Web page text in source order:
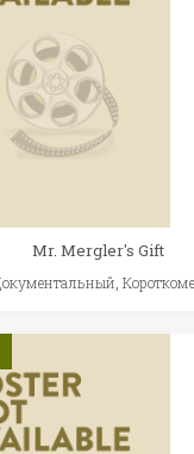
Mr. Mergler's Gift
,